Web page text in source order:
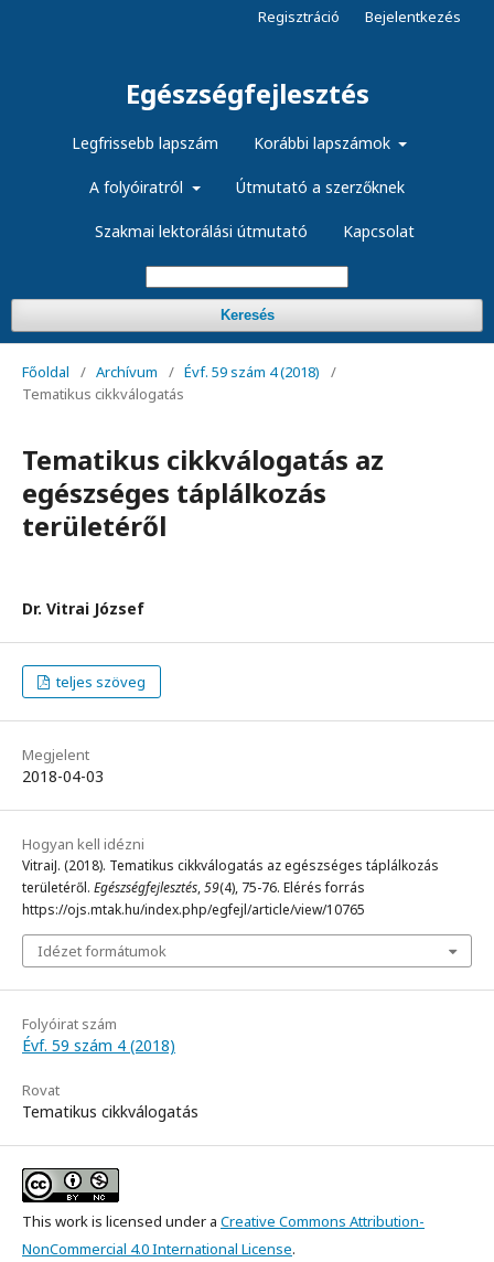
Egészségfejlesztés
Legfrissebb lapszám Korábbi lapszámok
A folyóiratról Útmutató a szerzőknek
Szakmai lektorálási útmutató Kapcsolat
Keresés
Regisztráció Bejelentkezés
Főoldal / Archívum / Évf. 59 szám 4 (2018)
/
Tematikus cikkválogatás
Tematikus cikkválogatás az
egészséges táplálkozás
területéről
Dr. Vitrai József
teljes szöveg
Megjelent
2018-04-03
Hogyan kell idézni
VitraiJ. (2018). Tematikus cikkválogatás az egészséges táplálkozás
területéről. Egészségfejlesztés,59(4), 75-76. Elérés forrás
https://ojs.mtak.hu/index.php/egfejl/article/view/10765
Idézet formátumok
Folyóirat szám
Évf. 59 szám 4 (2018)
Rovat
Tematikus cikkválogatás
This work is licensed under a Creative Commons Attribution-
NonCommercial 4.0 International License.